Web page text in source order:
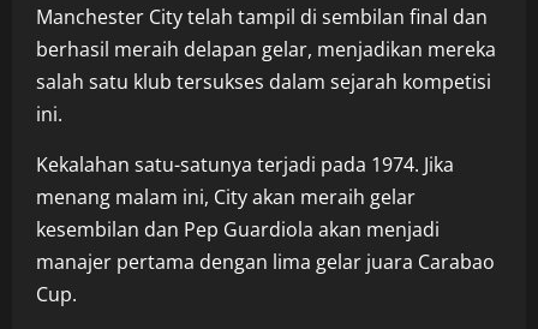
Manchester City telah tampil di sembilan final dan
berhasil meraih delapan gelar, menjadikan mereka
salah satu klub tersukses dalam sejarah kompetisi
ini.
Kekalahan satu-satunya terjadi pada 1974. Jika
menang malam ini, City akan meraih gelar
kesembilan dan Pep Guardiola akan menjadi
manajer pertama dengan lima gelar juara Carabao
Cup.